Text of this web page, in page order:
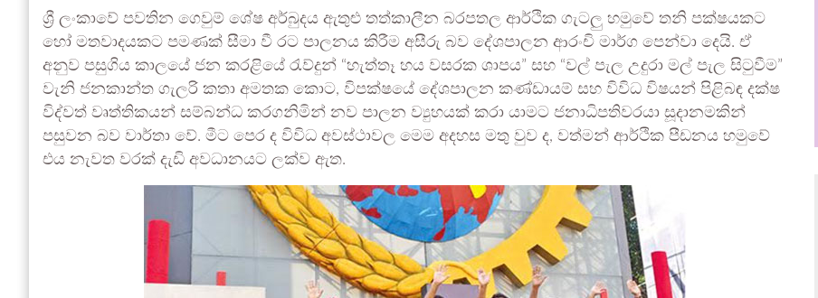
ශ්‍රී ලංකාවේ පවතින ගෙවුම් ශේෂ අර්බුදය ඇතුළු තත්කාලීන බරපතල ආර්ථික ගැටලු හමුවේ තනි පක්ෂයකට
හෝ මතවාදයකට පමණක් සීමා වී රට පාලනය කිරීම අසීරු බව දේශපාලන ආරංචි මාර්ග පෙන්වා දෙයි. ඒ
අනුව පසුගිය කාලයේ ජන කරළියේ රැව්දුන් “හැත්තෑ හය වසරක ශාපය” සහ “වල් පැල උදුරා මල් පැල සිටුවීම”
වැනි ජනකාන්ත ගැලරි කතා අමතක කොට, විපක්ෂයේ දේශපාලන කණ්ඩායම් සහ විවිධ විෂයන් පිළිබඳ දක්ෂ
විද්වත් වෘත්තිකයන් සම්බන්ධ කරගනිමින් නව පාලන ව්‍යුහයක් කරා යාමට ජනාධිපතිවරයා සූදානමකින්
පසුවන බව වාර්තා වේ. මීට පෙර ද විවිධ අවස්ථාවල මෙම අදහස මතු වුව ද, වත්මන් ආර්ථික පීඩනය හමුවේ
එය නැවත වරක් දැඩි අවධානයට ලක්ව ඇත.